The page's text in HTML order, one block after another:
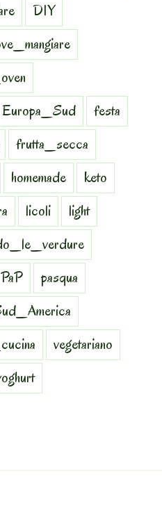
DIY
Europa_Sud
festa
frutta_secca
homemade
keto
licoli
light
PaP
pasqua
vegetariano